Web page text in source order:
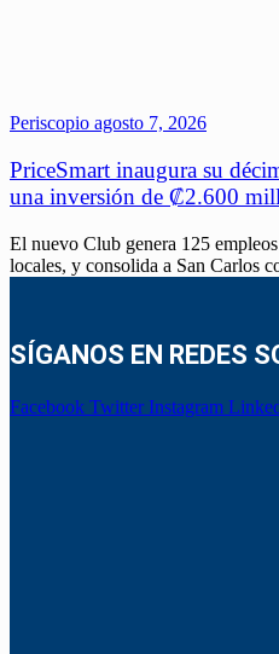
Periscopio agosto 7, 2026
PriceSmart inaugura su
una inversión de ₡2.600
El nuevo Club genera 125
locales, y consolida a San Carlos
SÍGANOS EN REDES
Facebook Twitter Instagram